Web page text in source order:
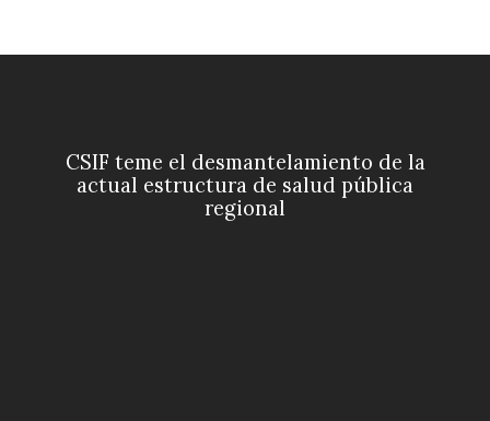
CSIF teme el desmantelamiento de la
actual estructura de salud pública
regional